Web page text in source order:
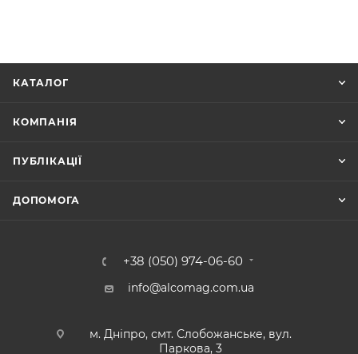
КАТАЛОГ
КОМПАНІЯ
ПУБЛІКАЦІЇ
ДОПОМОГА
+38 (050) 974-06-60
info@alcomag.com.ua
м. Дніпро, смт. Слобожанське, вул.
Паркова, 3